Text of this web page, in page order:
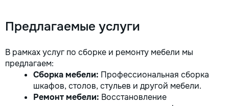
Предлагаемые услуги
В рамках услуг по сборке и ремонту мебели мы
предлагаем:
Сборка мебели: Профессиональная сборка
шкафов, столов, стульев и другой мебели.
Ремонт мебели: Восстановление